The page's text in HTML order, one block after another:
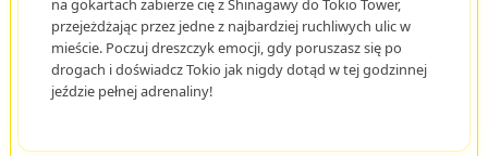
na gokartach zabierze cię z Shinagawy do Tokio Tower,
przejeżdżając przez jedne z najbardziej ruchliwych ulic w
mieście. Poczuj dreszczyk emocji, gdy poruszasz się po
drogach i doświadcz Tokio jak nigdy dotąd w tej godzinnej
jeździe pełnej adrenaliny!